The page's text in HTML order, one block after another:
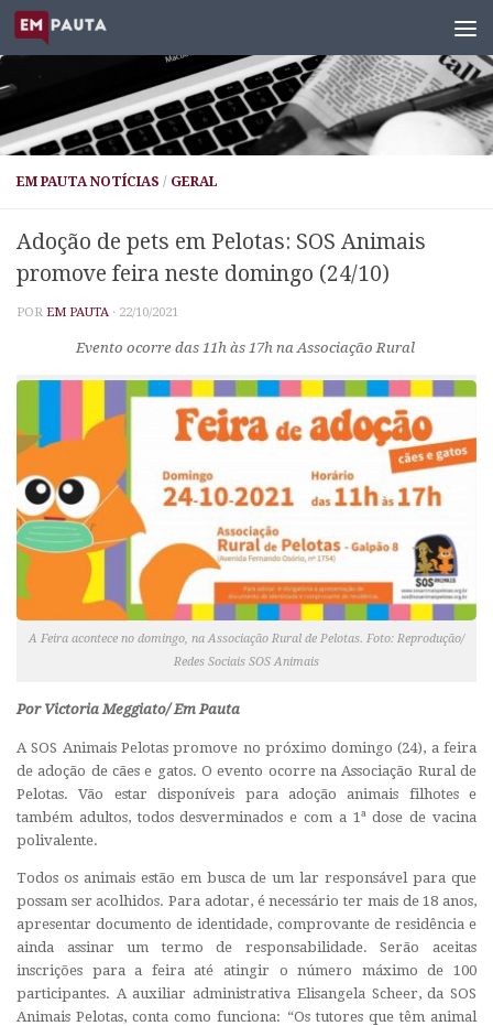
Skip to content
EM PAUTA NOTÍCIAS / GERAL
Adoção de pets em Pelotas: SOS Animais
promove feira neste domingo (24/10)
POR EM PAUTA · 22/10/2021
Evento ocorre das 11h às 17h na Associação Rural
A Feira acontece no domingo, na Associação Rural de Pelotas. Foto: Reprodução/
Redes Sociais SOS Animais
Por Victoria Meggiato/ Em Pauta
A SOS Animais Pelotas promove no próximo domingo (24), a feira
de adoção de cães e gatos. O evento ocorre na Associação Rural de
Pelotas. Vão estar disponíveis para adoção animais filhotes e
também adultos, todos desverminados e com a 1ª dose de vacina
polivalente.
Todos os animais estão em busca de um lar responsável para que
possam ser acolhidos. Para adotar, é necessário ter mais de 18 anos,
apresentar documento de identidade, comprovante de residência e
ainda assinar um termo de responsabilidade. Serão aceitas
inscrições para a feira até atingir o número máximo de 100
participantes. A auxiliar administrativa Elisangela Scheer, da SOS
Animais Pelotas, conta como funciona: “Os tutores que têm animal